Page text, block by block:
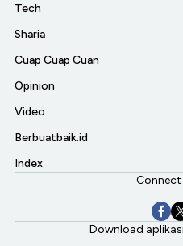
Tech
Sharia
Cuap Cuap Cuan
Opinion
Video
Berbuatbaik.id
Index
Connect
Download